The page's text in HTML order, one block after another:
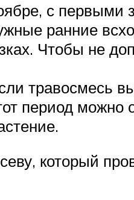
с первыми
ранние
Чтобы не
травосмесь
период можно
который